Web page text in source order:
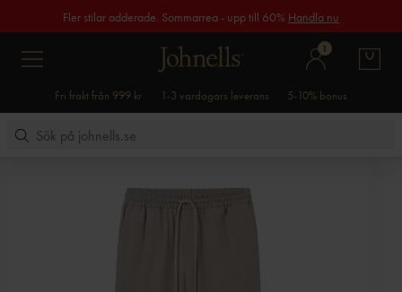
Fler stilar adderade. Sommarrea - upp till 60% Handla nu
1
Fri frakt från 999 kr 1-3 vardagars leverans 5-10% bonus